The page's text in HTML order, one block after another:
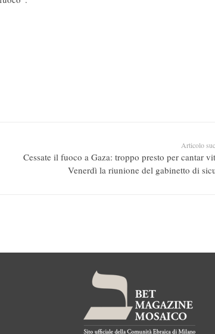
Articolo
Cessate il fuoco a Gaza: troppo presto per cantar
Venerdì la riunione del gabinetto di